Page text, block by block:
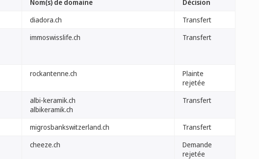
Nom(s) de domaine
Décision
diadora.ch
Transfert
immoswisslife.ch Transfert
rockantenne.ch
Plainte
rejetée
albi-keramik.ch
albikeramik.ch
Transfert
migrosbankswitzerland.ch
Transfert
cheeze.ch
Demande
rejetée